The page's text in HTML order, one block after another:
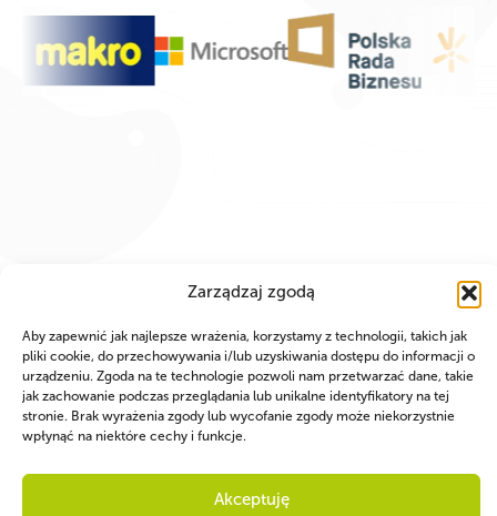
Zarządzaj zgodą
Aby zapewnić jak najlepsze wrażenia, korzystamy z technologii, takich jak
pliki cookie, do przechowywania i/lub uzyskiwania dostępu do informacji o
urządzeniu. Zgoda na te technologie pozwoli nam przetwarzać dane, takie
jak zachowanie podczas przeglądania lub unikalne identyfikatory na tej
stronie. Brak wyrażenia zgody lub wycofanie zgody może niekorzystnie
wpłynąć na niektóre cechy i funkcje.
Akceptuję
WSPÓLNIE DLA HARCERSKIEJ MISJI
Twoje wsparcie, nasza